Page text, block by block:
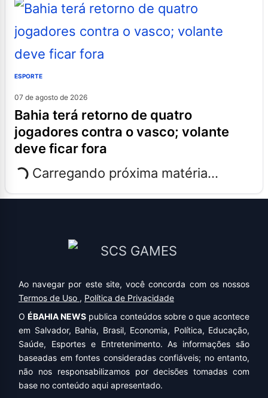
ESPORTE
07 de agosto de 2026
bahia terá retorno de quatro
jogadores contra o vasco; volante
deve ficar fora
Carregando próxima matéria...
Ao navegar por este site, você concorda com os nossos
Termos de Uso , Política de Privacidade
OÉBAHIA NEWS publica conteúdos sobre o que acontece
em Salvador, Bahia, Brasil, Economia, Política, Educação,
Saúde, Esportes e Entretenimento. As informações são
baseadas em fontes consideradas confiáveis; no entanto,
não nos responsabilizamos por decisões tomadas com
base no conteúdo aqui apresentado.